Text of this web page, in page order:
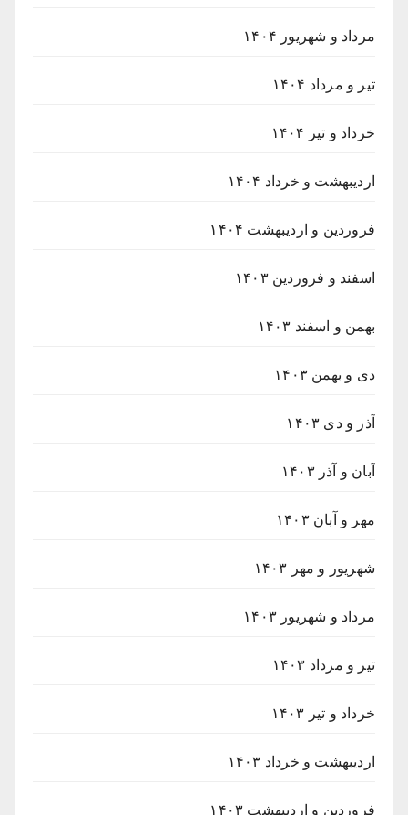
مرداد و شهریور ۱۴۰۴
تیر و مرداد ۱۴۰۴
خرداد و تیر ۱۴۰۴
اردیبهشت و خرداد ۱۴۰۴
فروردین و اردیبهشت ۱۴۰۴
اسفند و فروردین ۱۴۰۳
بهمن و اسفند ۱۴۰۳
دی و بهمن ۱۴۰۳
آذر و دی ۱۴۰۳
آبان و آذر ۱۴۰۳
مهر و آبان ۱۴۰۳
شهریور و مهر ۱۴۰۳
مرداد و شهریور ۱۴۰۳
تیر و مرداد ۱۴۰۳
خرداد و تیر ۱۴۰۳
اردیبهشت و خرداد ۱۴۰۳
فروردین و اردیبهشت ۱۴۰۳